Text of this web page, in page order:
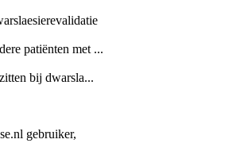
patiënten met ...
bij dwarsla...
gebruiker,